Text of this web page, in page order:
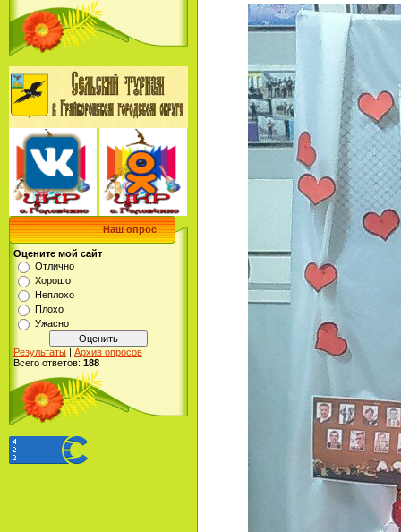
Наш опрос
Оцените мой сайт
Отлично
Хорошо
Неплохо
Плохо
Ужасно
Результаты | Архив опросов
Всего ответов: 188